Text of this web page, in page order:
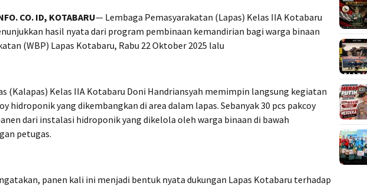
CO. ID, KOTABARU— Lembaga Pemasyarakatan (Lapas) Kelas IIA Kotabaru
hasil nyata dari program pembinaan kemandirian bagi warga binaan
(WBP) Lapas Kotabaru, Rabu 22 Oktober 2025 lalu
(Kalapas) Kelas IIA Kotabaru Doni Handriansyah memimpin langsung kegiatan
hidroponik yang dikembangkan di area dalam lapas. Sebanyak 30 pcs pakcoy
dari instalasi hidroponik yang dikelola oleh warga binaan di bawah
petugas.
panen kali ini menjadi bentuk nyata dukungan Lapas Kotabaru terhadap